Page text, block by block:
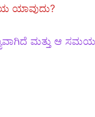
ಯಾವುದು?
ಮತ್ತು ಆ